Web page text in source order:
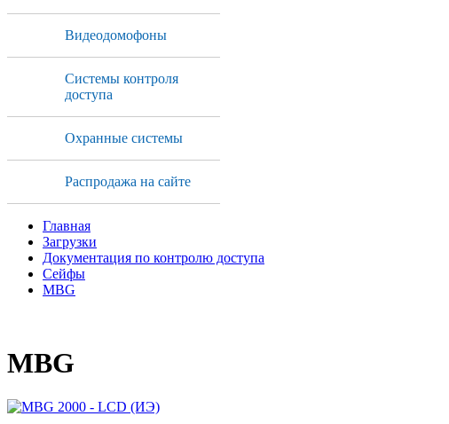
Видеодомофоны
Системы контроля
доступа
Охранные системы
Распродажа на сайте
Главная
Загрузки
Документация по контролю доступа
Сейфы
MBG
MBG